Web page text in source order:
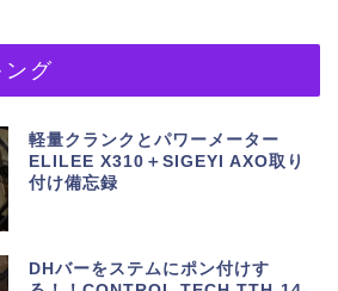
ング
軽量クランクとパワーメーター
ELILEE X310＋SIGEYI AXO取り
付け備忘録
DHバーをステムにポン付けす